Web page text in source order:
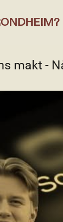
makt -